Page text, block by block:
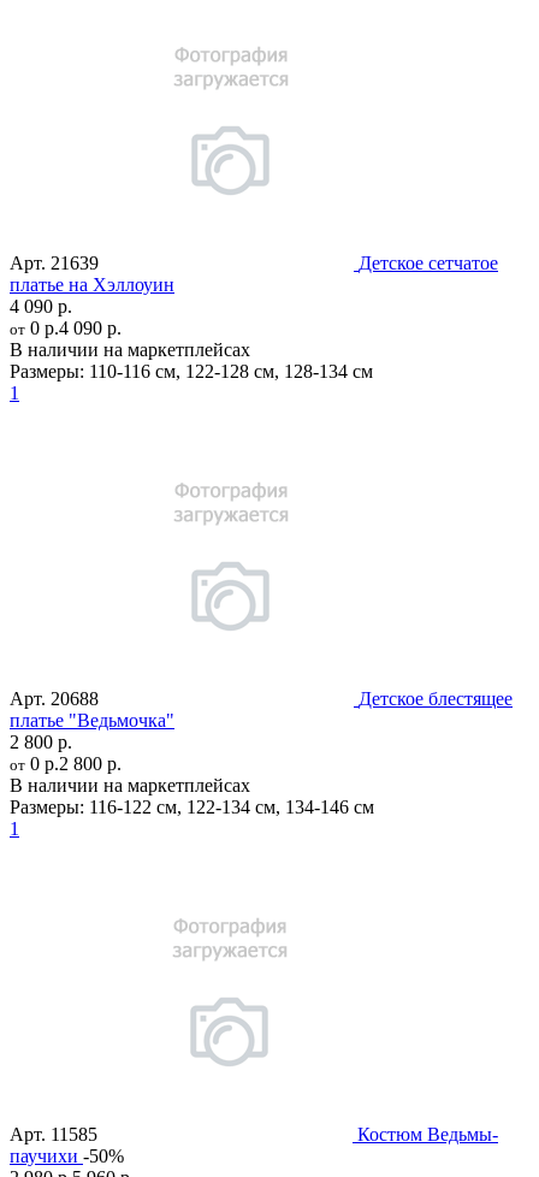
Арт. 21639
Детское сетчатое
платье на Хэллоуин
4 090 р.
от 0 р.4 090 р.
В наличии на маркетплейсах
Размеры: 110-116 см, 122-128 см, 128-134 см
1
Арт. 20688
Детское блестящее
платье "Ведьмочка"
2 800 р.
от 0 р.2 800 р.
В наличии на маркетплейсах
Размеры: 116-122 см, 122-134 см, 134-146 см
1
Арт. 11585
Костюм Ведьмы-
паучихи -50%